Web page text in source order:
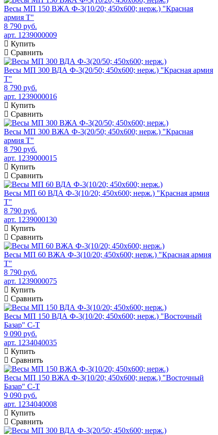
Весы МП 150 ВЖА Ф-3(10/20; 450х600; нерж.) "Красная
армия Т"
8 790 руб.
арт. 1239000009
Купить
Сравнить
Весы МП 300 ВДА Ф-3(20/50; 450х600; нерж.) "Красная армия
Т"
8 790 руб.
арт. 1239000016
Купить
Сравнить
Весы МП 300 ВЖА Ф-3(20/50; 450х600; нерж.) "Красная
армия Т"
8 790 руб.
арт. 1239000015
Купить
Сравнить
Весы МП 60 ВДА Ф-3(10/20; 450х600; нерж.) "Красная армия
Т"
8 790 руб.
арт. 1239000130
Купить
Сравнить
Весы МП 60 ВЖА Ф-3(10/20; 450х600; нерж.) "Красная армия
Т"
8 790 руб.
арт. 1239000075
Купить
Сравнить
Весы МП 150 ВДА Ф-3(10/20; 450х600; нерж.) "Восточный
Базар" С-Т
9 090 руб.
арт. 1234040035
Купить
Сравнить
Весы МП 150 ВЖА Ф-3(10/20; 450х600; нерж.) "Восточный
Базар" С-Т
9 090 руб.
арт. 1234040008
Купить
Сравнить